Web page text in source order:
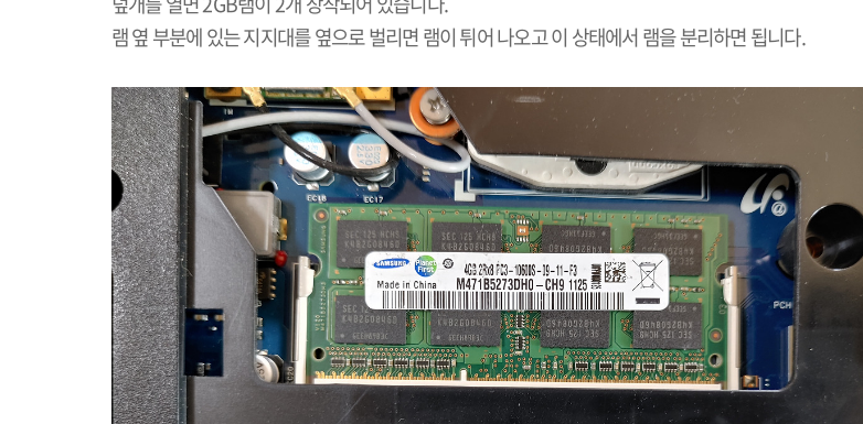
램 옆 부분에 있는 지지대를 옆으로 벌리면 램이 튀어 나오고 이 상태에서 램을 분리하면 됩니다.